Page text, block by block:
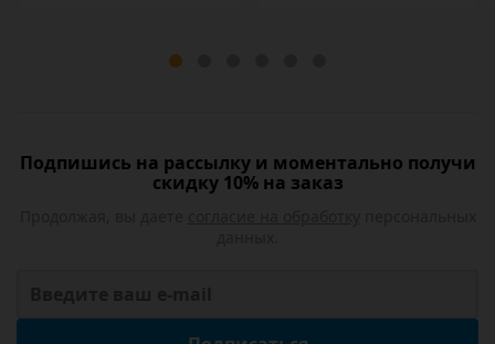
Подпишись на рассылку и моментально получи
скидку 10% на заказ